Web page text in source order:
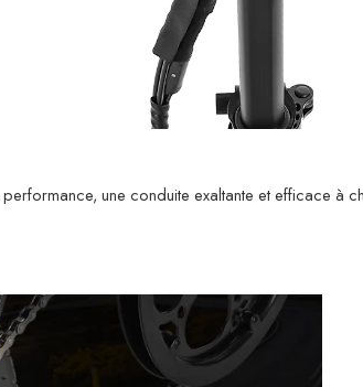
une conduite exaltante et efficace à